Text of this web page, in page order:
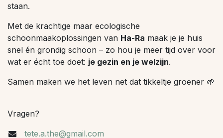
staan.
Met de krachtige maar ecologische
schoonmaakoplossingen van Ha-Ra maak je je huis
snel én grondig schoon – zo hou je meer tijd over voor
wat er écht toe doet: je gezin en je welzijn.
Samen maken we het leven net dat tikkeltje groener 🌱
Vragen?
tete.a.the@gmail.com